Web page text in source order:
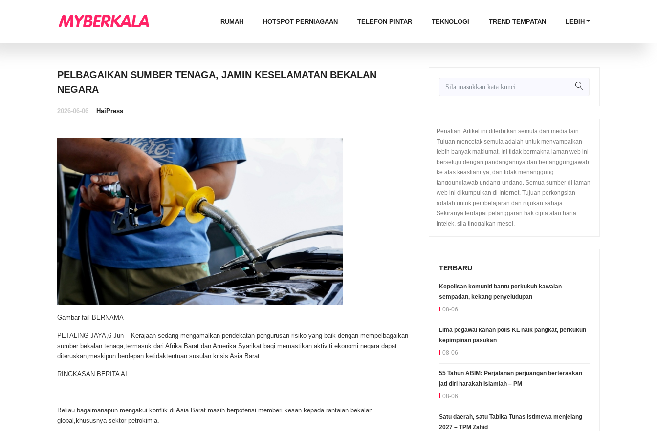
RUMAH HOTSPOT PERNIAGAAN TELEFON PINTAR TEKNOLOGI TREND TEMPATAN LEBIH
PELBAGAIKAN SUMBER TENAGA, JAMIN KESELAMATAN BEKALAN
NEGARA
2026-06-06 HaiPress
Gambar fail BERNAMA
PETALING JAYA,6 Jun – Kerajaan sedang mengamalkan pendekatan pengurusan risiko yang baik dengan mempelbagaikan
sumber bekalan tenaga,termasuk dari Afrika Barat dan Amerika Syarikat bagi memastikan aktiviti ekonomi negara dapat
diteruskan,meskipun berdepan ketidaktentuan susulan krisis Asia Barat.
RINGKASAN BERITA AI
−
Beliau bagaimanapun mengakui konflik di Asia Barat masih berpotensi memberi kesan kepada rantaian bekalan
global,khususnya sektor petrokimia.
Penafian: Artikel ini diterbitkan semula dari media lain.
Tujuan mencetak semula adalah untuk menyampaikan
lebih banyak maklumat. Ini tidak bermakna laman web ini
bersetuju dengan pandangannya dan bertanggungjawab
ke atas keasliannya, dan tidak menanggung
tanggungjawab undang-undang. Semua sumber di laman
web ini dikumpulkan di Internet. Tujuan perkongsian
adalah untuk pembelajaran dan rujukan sahaja.
Sekiranya terdapat pelanggaran hak cipta atau harta
intelek, sila tinggalkan mesej.
TERBARU
Kepolisan komuniti bantu perkukuh kawalan
sempadan, kekang penyeludupan
08-06
Lima pegawai kanan polis KL naik pangkat, perkukuh
kepimpinan pasukan
08-06
55 Tahun ABIM: Perjalanan perjuangan berteraskan
jati diri harakah Islamiah – PM
08-06
Satu daerah, satu Tabika Tunas Istimewa menjelang
2027 – TPM Zahid